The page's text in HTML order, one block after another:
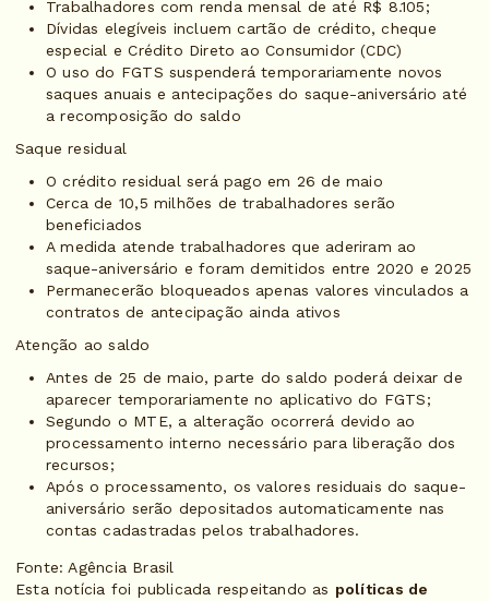
Trabalhadores com renda mensal de até R$ 8.105;
Dívidas elegíveis incluem cartão de crédito, cheque
especial e Crédito Direto ao Consumidor (CDC)
O uso do FGTS suspenderá temporariamente novos
saques anuais e antecipações do saque-aniversário até
a recomposição do saldo
Saque residual
O crédito residual será pago em 26 de maio
Cerca de 10,5 milhões de trabalhadores serão
beneficiados
A medida atende trabalhadores que aderiram ao
saque-aniversário e foram demitidos entre 2020 e 2025
Permanecerão bloqueados apenas valores vinculados a
contratos de antecipação ainda ativos
Atenção ao saldo
Antes de 25 de maio, parte do saldo poderá deixar de
aparecer temporariamente no aplicativo do FGTS;
Segundo o MTE, a alteração ocorrerá devido ao
processamento interno necessário para liberação dos
recursos;
Após o processamento, os valores residuais do saque-
aniversário serão depositados automaticamente nas
contas cadastradas pelos trabalhadores.
Fonte: Agência Brasil
Esta notícia foi publicada respeitando as políticas de